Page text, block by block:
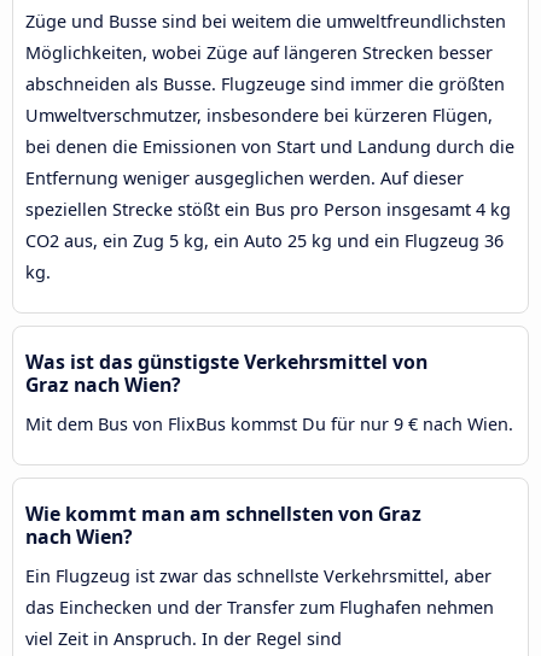
Züge und Busse sind bei weitem die umweltfreundlichsten
Möglichkeiten, wobei Züge auf längeren Strecken besser
abschneiden als Busse. Flugzeuge sind immer die größten
Umweltverschmutzer, insbesondere bei kürzeren Flügen,
bei denen die Emissionen von Start und Landung durch die
Entfernung weniger ausgeglichen werden. Auf dieser
speziellen Strecke stößt ein Bus pro Person insgesamt 4 kg
CO2 aus, ein Zug 5 kg, ein Auto 25 kg und ein Flugzeug 36
kg.
Was ist das günstigste Verkehrsmittel von
Graz nach Wien?
Mit dem Bus von FlixBus kommst Du für nur 9 € nach Wien.
Wie kommt man am schnellsten von Graz
nach Wien?
Ein Flugzeug ist zwar das schnellste Verkehrsmittel, aber
das Einchecken und der Transfer zum Flughafen nehmen
viel Zeit in Anspruch. In der Regel sind